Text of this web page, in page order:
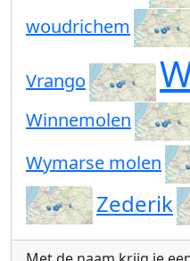
woudrichem
Vrango
Winnemolen
Wymarse molen
Zederik